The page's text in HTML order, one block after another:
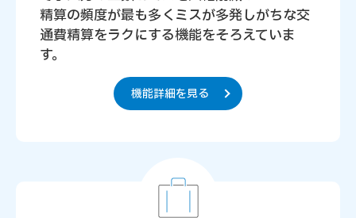
精算の頻度が最も多くミスが多発しがちな交
通費精算をラクにする機能をそろえていま
す。
機能詳細を見る